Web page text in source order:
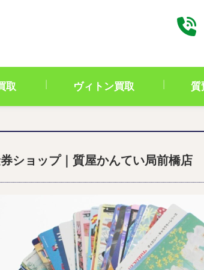
取 ヴィトン買取 質
ショップ｜質屋かんてい局前橋店